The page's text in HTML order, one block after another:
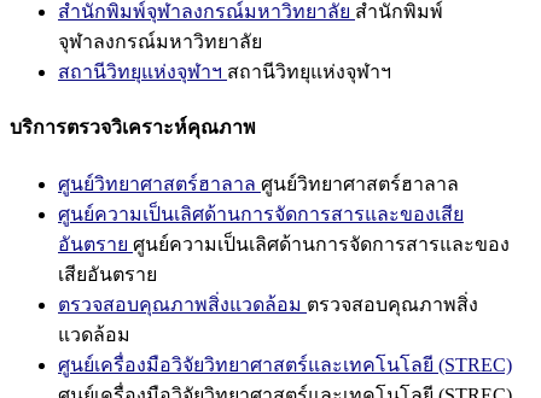
สำนักพิมพ์จุฬาลงกรณ์มหาวิทยาลัย สำนักพิมพ์
จุฬาลงกรณ์มหาวิทยาลัย
สถานีวิทยุแห่งจุฬาฯ สถานีวิทยุแห่งจุฬาฯ
บริการตรวจวิเคราะห์คุณภาพ
ศูนย์วิทยาศาสตร์ฮาลาล ศูนย์วิทยาศาสตร์ฮาลาล
ศูนย์ความเป็นเลิศด้านการจัดการสารและของเสีย
อันตราย ศูนย์ความเป็นเลิศด้านการจัดการสารและของ
เสียอันตราย
ตรวจสอบคุณภาพสิ่งแวดล้อม ตรวจสอบคุณภาพสิ่ง
แวดล้อม
ศูนย์เครื่องมือวิจัยวิทยาศาสตร์และเทคโนโลยี (STREC)